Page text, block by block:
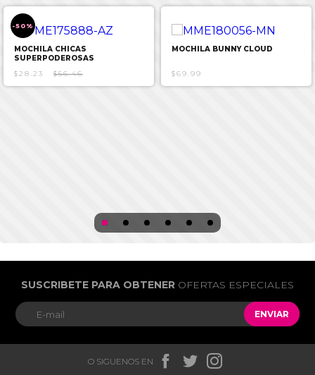
-50%
MOCHILA CHICAS
SUPERPODEROSAS
$28.23
$56.46
MOCHILA BUNNY CLOUD
$69.99
SUSCRIBETE PARA OBTENER OFERTAS ESPECIALES
ENVIAR
O SIGUENOS EN   